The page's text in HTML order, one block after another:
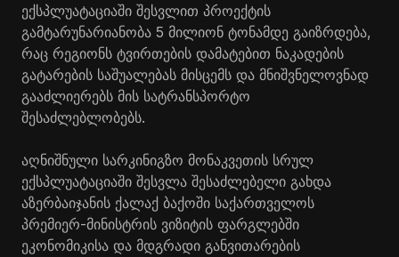
ექსპლუატაციაში შესვლით პროექტის
გამტარუნარიანობა 5 მილიონ ტონამდე გაიზრდება,
რაც რეგიონს ტვირთების დამატებით ნაკადების
გატარების საშუალებას მისცემს და მნიშვნელოვნად
გააძლიერებს მის სატრანსპორტო
შესაძლებლობებს.
აღნიშნული სარკინიგზო მონაკვეთის სრულ
ექსპლუატაციაში შესვლა შესაძლებელი გახდა
აზერბაიჯანის ქალაქ ბაქოში საქართველოს
პრემიერ-მინისტრის ვიზიტის ფარგლებში
ეკონომიკისა და მდგრადი განვითარების